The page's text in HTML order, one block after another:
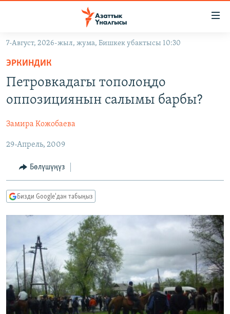
Навигацияга
өтүңүз
Издөөгө
салыңызКЫРГЫЗСТАН
ЭКОНОМИКА
МАДАНИЯТ
ДҮЙНӨ
БОРБОР АЗИЯ
АТАЙЫН ИЛИКТӨӨ
ТВ ПРОГРАММАЛАР
БҮГҮН АЗАТТЫКТА
БИЗ ЖАНА ДҮЙНӨ
ЭЖЕ-СИҢДИЛЕР
АЗАТТЫК+
ЫҢГАЙСЫЗ СУРООЛОР
ПОДКАСТ
ӨЗГӨЧӨ ПИКИР
ОНЛАЙН ШЕРИНЕ
ЭЕ/АРнун бардык сайттары
7-Август, 2026-жыл, жума, Бишкек убактысы 10:30
ЭРКИНДИК
Петровкадагы тополоңдо
оппозициянын салымы барбы?
Замира Кожобаева
29-Апрель, 2009
Бөлүшүңүз
Бизди Google'дан табыңыз